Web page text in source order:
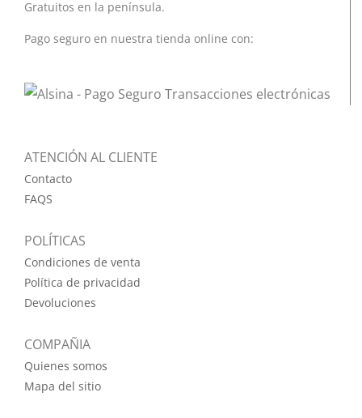
Gratuitos en la península.
Pago seguro en nuestra tienda online con:
ATENCIÓN AL CLIENTE
Contacto
FAQS
POLÍTICAS
Condiciones de venta
Política de privacidad
Devoluciones
COMPAÑIA
Quienes somos
Mapa del sitio